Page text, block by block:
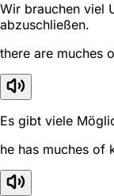
Wir brauchen viel
abzuschließen.
there are muches
Es gibt viele
he has muches of